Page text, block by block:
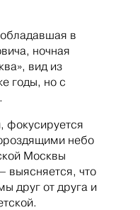
в
ночная
вид из
годы, но с
фокусируется
небо
Москвы
выясняется, что
друг от друга и